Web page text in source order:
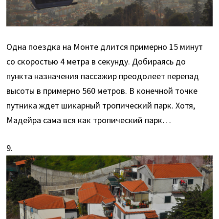
Одна поездка на Монте длится примерно 15 минут
со скоростью 4 метра в секунду. Добираясь до
пункта назначения пассажир преодолеет перепад
высоты в примерно 560 метров. В конечной точке
путника ждет шикарный тропический парк. Хотя,
Мадейра сама вся как тропический парк…
9.